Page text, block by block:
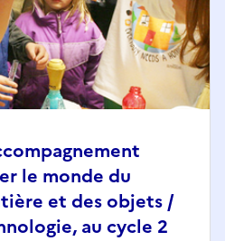
le monde du
et des objets /
au cycle 2